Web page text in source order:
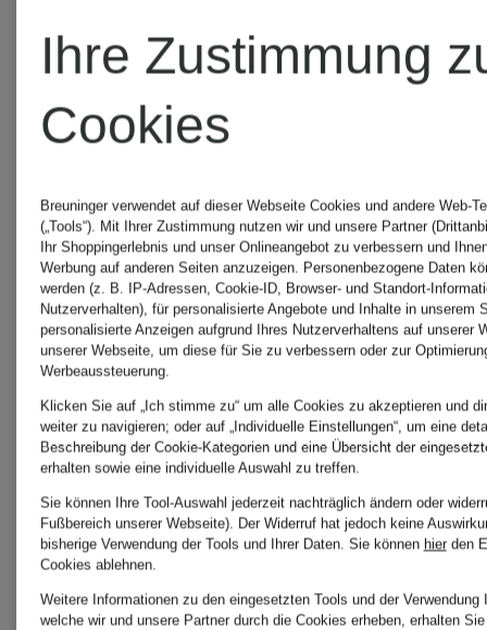
AQUANOVA
AQUAZZURA
AQUAZZURA
CASA
ARAKII
arche
Ihre Zustimmung
Cookies
Breuninger verwendet auf dieser Webseite Cookies und andere Web-
(„Tools“). Mit Ihrer Zustimmung nutzen wir und unsere Partner
Ihr Shoppingerlebnis und unser Onlineangebot zu verbessern und
Werbung auf anderen Seiten anzuzeigen. Personenbezogene Daten
werden (z. B. IP-Adressen, Cookie-ID, Browser- und Standort-
Nutzerverhalten), für personalisierte Angebote und Inhalte in unserem
personalisierte Anzeigen aufgrund Ihres Nutzerverhaltens auf unserer
unserer Webseite, um diese für Sie zu verbessern oder zur
Werbeaussteuerung.
Klicken Sie auf „Ich stimme zu“ um alle Cookies zu akzeptieren und
weiter zu navigieren; oder auf „Individuelle Einstellungen“, um eine
Beschreibung der Cookie-Kategorien und eine Übersicht der
erhalten sowie eine individuelle Auswahl zu treffen.
Sie können Ihre Tool-Auswahl jederzeit nachträglich ändern oder
Fußbereich unserer Webseite). Der Widerruf hat jedoch keine
bisherige Verwendung der Tools und Ihrer Daten. Sie können hierden
Cookies ablehnen.
Weitere Informationen zu den eingesetzten Tools und der Verwendung
welche wir und unsere Partner durch die Cookies erheben, erhalten